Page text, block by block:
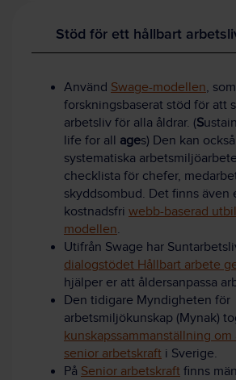
Stöd för ett hållbart
Använd Swage-modellen,
forskningsbaserat stöd för att
arbetsliv för alla åldrar. (S
life for all ages) Den kan
systematiska
checklista för chefer,
skyddsombud. Det finns även
kostnadsfri webb-baserad
modellen.
Utifrån Swage har
dialogstödet Hållbart arbete
hjälper er att åldersanpassa
Den tidigare Myndigheten för
arbetsmiljökunskap (Mynak)
kunskapssammanställning
senior arbetskraft i Sverige.
På Senior arbetskraft finns